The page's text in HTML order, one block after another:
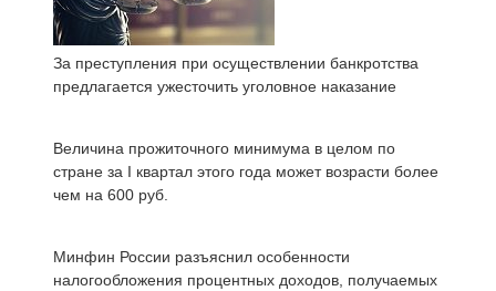
За преступления при осуществлении банкротства
предлагается ужесточить уголовное наказание
Величина прожиточного минимума в целом по
стране за I квартал этого года может возрасти более
чем на 600 руб.
Минфин России разъяснил особенности
налогообложения процентных доходов, получаемых